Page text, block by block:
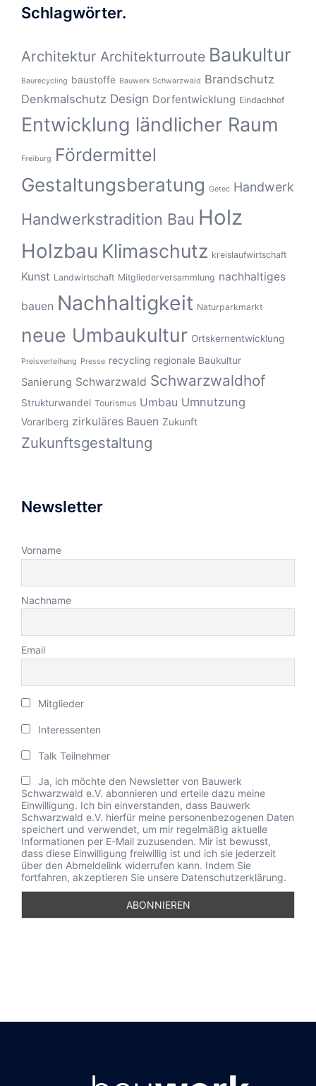
Schlagwörter.
Architektur Architekturroute Baukultur
Baurecycling baustoffe Bauwerk Schwarzwald Brandschutz
Denkmalschutz Design Dorfentwicklung Eindachhof
Entwicklung ländlicher Raum
Freiburg Fördermittel
Gestaltungsberatung Getec Handwerk
Handwerkstradition Bau Holz
Holzbau Klimaschutz kreislaufwirtschaft
Kunst Landwirtschaft Mitgliederversammlung nachhaltiges
bauen Nachhaltigkeit Naturparkmarkt
neue Umbaukultur Ortskernentwicklung
Preisverleihung Presse recycling regionale Baukultur
Sanierung Schwarzwald Schwarzwaldhof
Strukturwandel Tourismus Umbau Umnutzung
Vorarlberg zirkuläres Bauen Zukunft
Zukunftsgestaltung
Newsletter
Vorname
Nachname
Email
Mitglieder
Interessenten
Talk Teilnehmer
Ja, ich möchte den Newsletter von Bauwerk
Schwarzwald e.V. abonnieren und erteile dazu meine
Einwilligung. Ich bin einverstanden, dass Bauwerk
Schwarzwald e.V. hierfür meine personenbezogenen Daten
speichert und verwendet, um mir regelmäßig aktuelle
Informationen per E-Mail zuzusenden. Mir ist bewusst,
dass diese Einwilligung freiwillig ist und ich sie jederzeit
über den Abmeldelink widerrufen kann. Indem Sie
fortfahren, akzeptieren Sie unsere Datenschutzerklärung.